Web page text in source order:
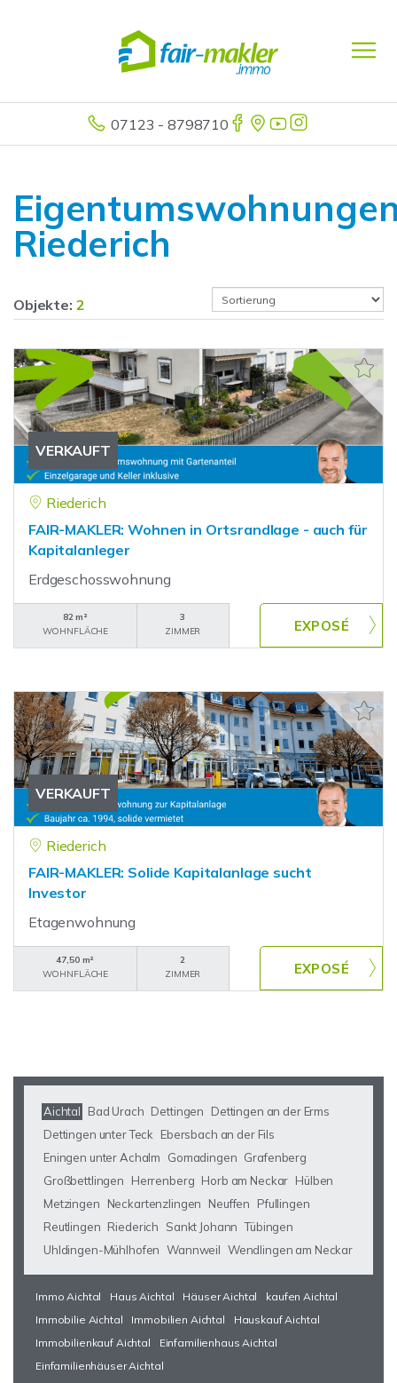
07123 - 8798710
Riederich
Objekte: 2
VERKAUFT
Riederich
FAIR-MAKLER: Wohnen in Ortsrandlage - auch für
Kapitalanleger
Erdgeschosswohnung
82 m²
WOHNFLÄCHE
3
ZIMMER
VERKAUFT
Riederich
FAIR-MAKLER: Solide Kapitalanlage sucht
Investor
Etagenwohnung
47,50 m²
WOHNFLÄCHE
2
ZIMMER
Aichtal Bad Urach Dettingen
Dettingen an der Erms
Dettingen unter Teck
Ebersbach an der Fils
Eningen unter Achalm
Gomadingen Grafenberg
Großbettlingen
Herrenberg Horb am Neckar Hülben
Metzingen
Neckartenzlingen Neuffen
Pfullingen
Reutlingen Riederich Sankt Johann Tübingen
Uhldingen-Mühlhofen Wannweil Wendlingen am Neckar
Immo Aichtal Haus Aichtal Häuser Aichtal
kaufen Aichtal
Immobilie Aichtal
Immobilien Aichtal
Hauskauf Aichtal
Immobilienkauf Aichtal
Einfamilienhaus Aichtal
Einfamilienhäuser Aichtal